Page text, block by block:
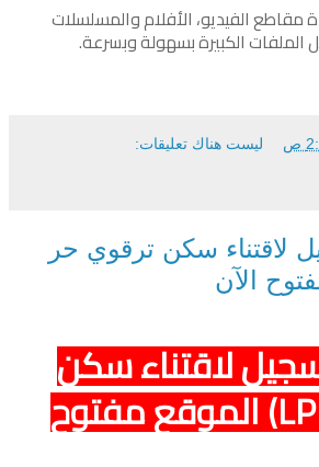
الفيديو، الأفلام والمسلسلات
الملفات الكبيرة بسهولة وبسرعة.
ص ليست هناك تعليقات:
لاقتناء سكن ترقوي حر
لاقتناء سكن
ترقوي حر (LPL) الموقع مفتوح